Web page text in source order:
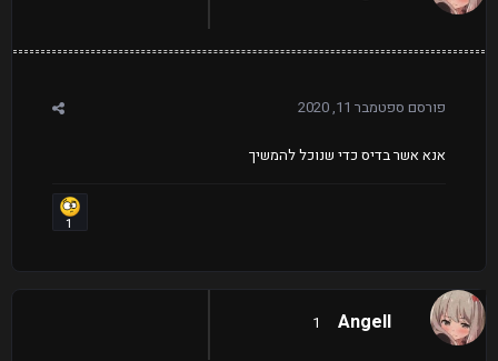
פורסם ספטמבר 11, 2020
אנא אשר בדיס כדי שנוכל להמשיך
1
AngeIl
1